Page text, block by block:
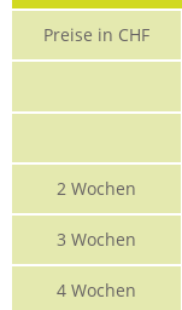
Preise in CHF
2 Wochen
3 Wochen
4 Wochen